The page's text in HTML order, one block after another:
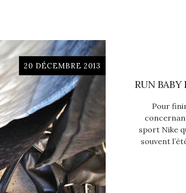
20 DÉCEMBRE 2013
RUN BABY
Pour
sport Nike
souvent